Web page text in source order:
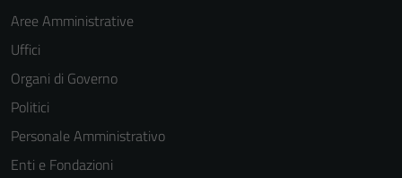
Aree Amministrative
Uffici
Organi di Governo
Politici
Personale Amministrativo
Enti e Fondazioni